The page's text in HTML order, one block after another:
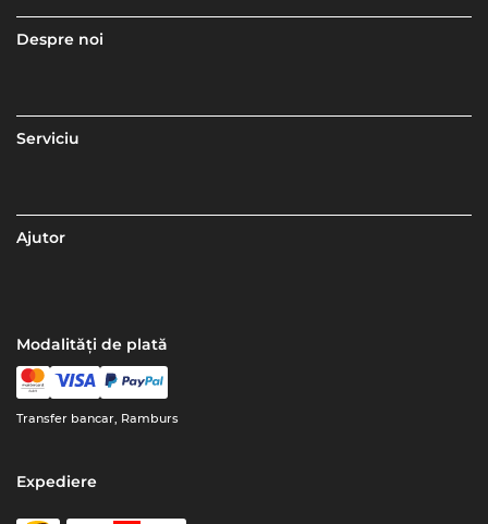
Despre noi
Serviciu
Ajutor
Modalități de plată
Transfer bancar, Ramburs
Expediere